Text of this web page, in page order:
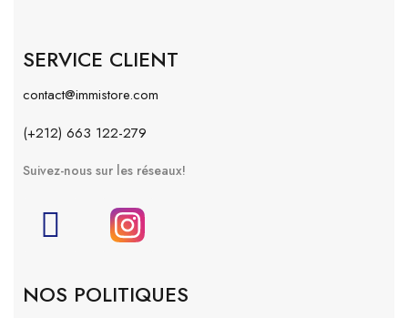
SERVICE CLIENT
contact@immistore.com
(+212) 663 122-279
Suivez-nous sur les réseaux!
NOS POLITIQUES